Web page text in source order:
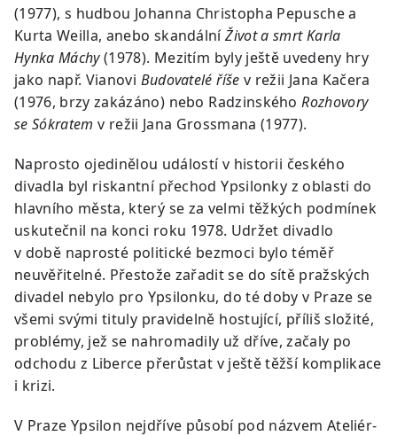
(1977), s hudbou Johanna Christopha Pepusche a
Kurta Weilla, anebo skandálníŽivot a smrt Karla
Hynka Máchy(1978). Mezitím byly ještě uvedeny hry
jako např. Vianovi Budovatelé říše v režii Jana Kačera
(1976, brzy zakázáno) nebo RadzinskéhoRozhovory
se Sókratem v režii Jana Grossmana (1977).
Naprosto ojedinělou událostí v historii českého
divadla byl riskantní přechod Ypsilonky z oblasti do
hlavního města, který se za velmi těžkých podmínek
uskutečnil na konci roku 1978. Udržet divadlo
v době naprosté politické bezmoci bylo téměř
neuvěřitelné. Přestože zařadit se do sítě pražských
divadel nebylo pro Ypsilonku, do té doby v Praze se
všemi svými tituly pravidelně hostující, příliš složité,
problémy, jež se nahromadily už dříve, začaly po
odchodu z Liberce přerůstat v ještě těžší komplikace
i krizi.
V Praze Ypsilon nejdříve působí pod názvem Ateliér-